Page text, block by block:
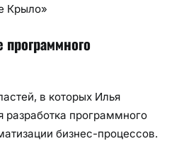
Крыло»
программного
в которых Илья
разработка программного
бизнес-процессов.